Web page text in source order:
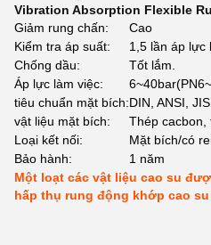
Vibration Absorption Flexible
Giảm rung chấn:
Cao
Kiểm tra áp suất:
1,5 lần áp lực
Chống dầu:
Tốt lắm.
Áp lực làm việc:
tiêu chuẩn mặt bích:DIN, ANSI,
vật liệu mặt bích:
Thép cacbon,
Loại kết nối:
Mặt bích/có
Bảo hành:
1 năm
Một loạt các vật liệu cao su
hấp thụ rung động khớp cao